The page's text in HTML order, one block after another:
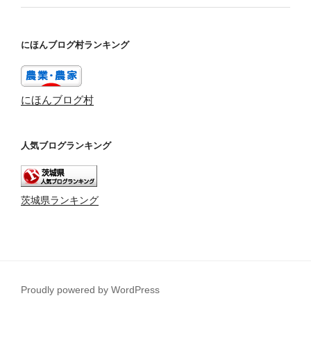
にほんブログ村ランキング
にほんブログ村
人気ブログランキング
茨城県ランキング
Proudly powered by WordPress